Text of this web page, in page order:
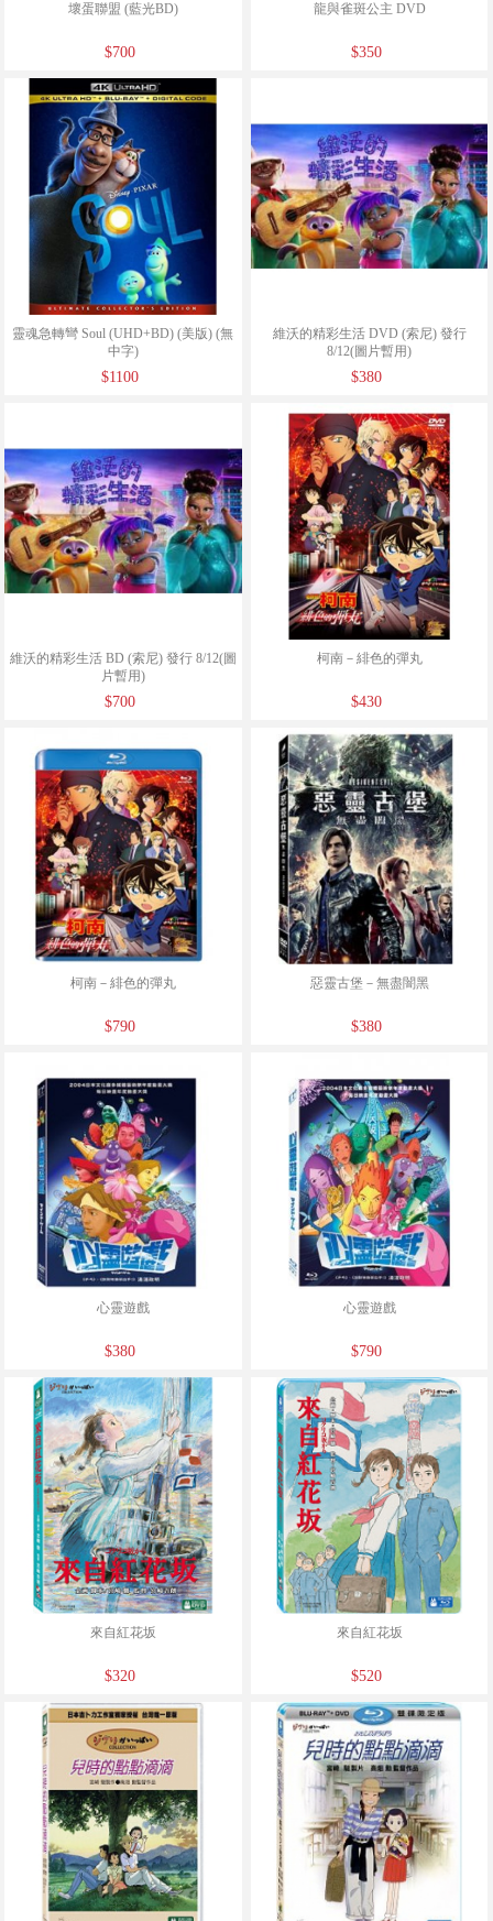
壞蛋聯盟 (藍光BD)
$700
龍與雀斑公主 DVD
$350
靈魂急轉彎 Soul (UHD+BD) (美版) (無
中字)
$1100
維沃的精彩生活 DVD (索尼) 發行
8/12(圖片暫用)
$380
維沃的精彩生活 BD (索尼) 發行 8/12(圖
片暫用)
$700
柯南－緋色的彈丸
$430
柯南－緋色的彈丸
$790
惡靈古堡－無盡闇黑
$380
心靈遊戲
$380
心靈遊戲
$790
來自紅花坂
$320
來自紅花坂
$520